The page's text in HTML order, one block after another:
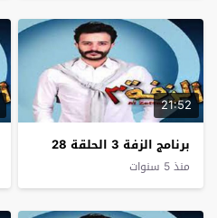
21:52
برنامج الزفة 3 الحلقة 28
منذ 5 سنوات